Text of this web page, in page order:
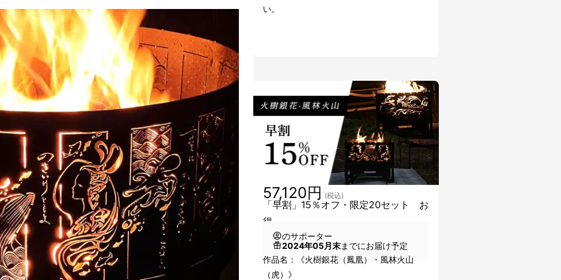
い。
「早割」15％オフ・限定20セット お
得
57,120円 (税込)
のサポーター
2024年05月末までにお届け予定
作品名：《火樹銀花（鳳凰）・風林火山
（虎）》